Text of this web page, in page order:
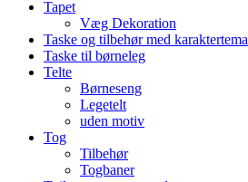
Tapet
Væg Dekoration
Taske og tilbehør med karaktertema
Taske til børneleg
Telte
Børneseng
Legetelt
uden motiv
Tog
Tilbehør
Togbaner